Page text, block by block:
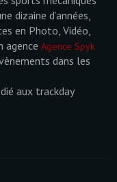
dizaine d’années,
en Photo, Vidéo,
agence Agence Spyk
dans les
aux trackday